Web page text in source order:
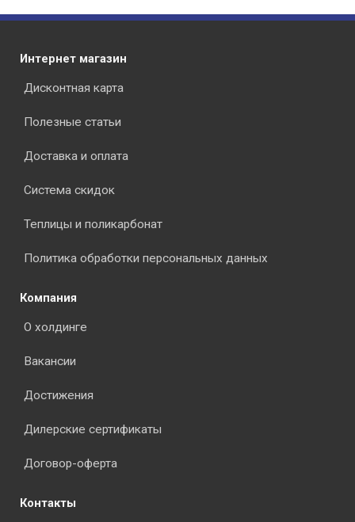
Интернет магазин
Дисконтная карта
Полезные статьи
Доставка и оплата
Система скидок
Теплицы и поликарбонат
Политика обработки персональных данных
Компания
О холдинге
Вакансии
Достижения
Дилерские сертификаты
Договор-оферта
Контакты